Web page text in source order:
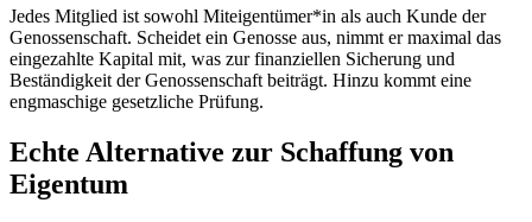
Jedes Mitglied ist sowohl Miteigentümer*in als auch Kunde der
Genossenschaft. Scheidet ein Genosse aus, nimmt er maximal das
eingezahlte Kapital mit, was zur finanziellen Sicherung und
Beständigkeit der Genossenschaft beiträgt. Hinzu kommt eine
engmaschige gesetzliche Prüfung.
Echte Alternative zur Schaffung von
Eigentum